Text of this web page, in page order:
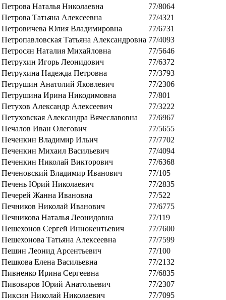
Петрова Наталья Николаевна
77/8064
Петрова Татьяна Алексеевна
77/4321
Петровичева Юлия Владимировна
77/6731
Петропавловская Татьяна Александровна 77/4093
Петросян Наталия Михайловна
77/5646
Петрухин Игорь Леонидович
77/6372
Петрухина Надежда Петровна
77/3793
Петрушин Анатолий Яковлевич
77/2306
Петрушина Ирина Никодимовна
77/801
Петухов Александр Алексеевич
77/3222
Петуховская Александра Вячеславовна
77/6967
Печалов Иван Олегович
77/5655
Печенкин Владимир Ильич
77/7702
Печенкин Михаил Васильевич
77/4094
Печенкин Николай Викторович
77/6368
Печеновский Владимир Иванович
77/105
Печень Юрий Николаевич
77/2835
Печерей Жанна Ивановна
77/522
Печников Николай Иванович
77/6775
Печникова Наталья Леонидовна
77/119
Пешехонов Сергей Иннокентьевич
77/7600
Пешехонова Татьяна Алексеевна
77/7599
Пешин Леонид Арсентьевич
77/100
Пешкова Елена Васильевна
77/2132
Пивненко Ирина Сергеевна
77/6835
Пивоваров Юрий Анатольевич
77/2307
Пиксин Николай Николаевич
77/7095